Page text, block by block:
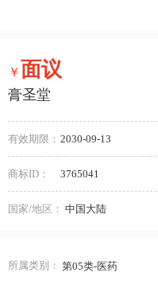
￥面议
膏圣堂
有效期限： 2030-09-13
商标ID： 3765041
国家/地区： 中国大陆
所属类别： 第05类-医药